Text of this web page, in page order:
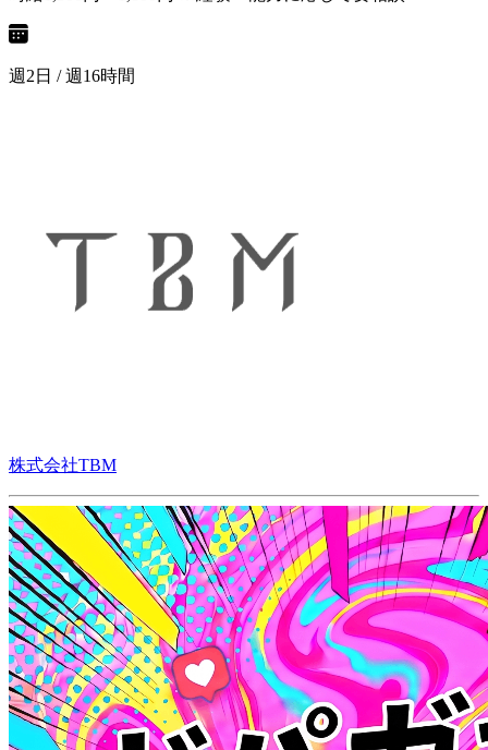
週2日 / 週16時間
株式会社TBM